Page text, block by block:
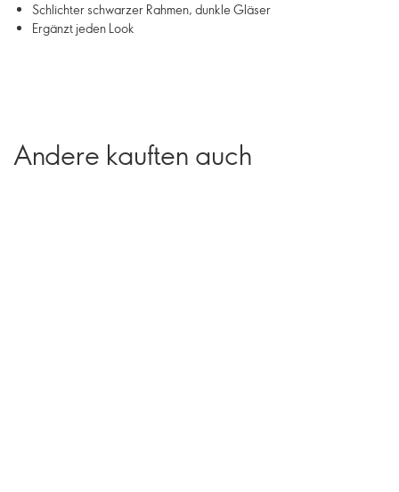
Schlichter schwarzer Rahmen, dunkle Gläser
Ergänzt jeden Look
Andere kauften auch